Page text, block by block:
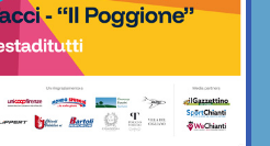
lo sport una scuola di vita”.
che si svolgerà domani, sabato